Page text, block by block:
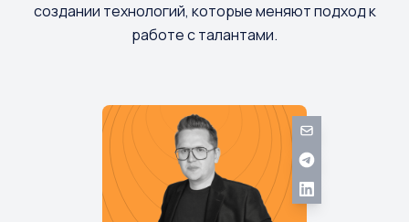
создании технологий, которые меняют подход к
работе с талантами.